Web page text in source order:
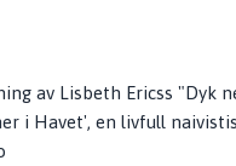
av Lisbeth Ericss "Dyk
i Havet', en livfull